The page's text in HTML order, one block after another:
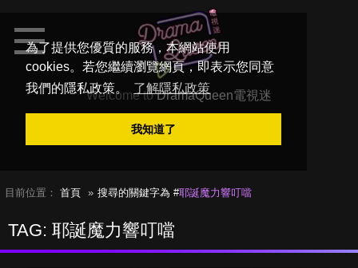
為了提供您優質的服務，本網站使用
cookies。若您繼續瀏覽網頁，即表示您同意
我們的隱私政策。
了解隱私政策
我知道了
Welcome toDramaQueen電視迷
目前位置： 首頁 搜尋的關鍵字為 #耶誕魔力響叮噹
TAG: 耶誕魔力響叮噹